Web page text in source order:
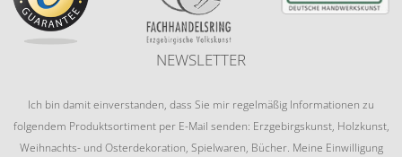
NEWSLETTER
Ich bin damit einverstanden, dass Sie mir regelmäßig Informationen zu
folgendem Produktsortiment per E-Mail senden: Erzgebirgskunst, Holzkunst,
Weihnachts- und Osterdekoration, Spielwaren, Bücher. Meine Einwilligung